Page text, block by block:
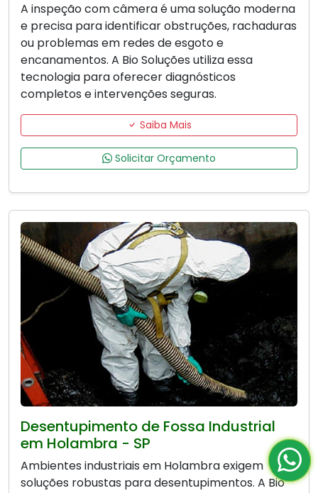
A inspeção com câmera é uma solução moderna
e precisa para identificar obstruções, rachaduras
ou problemas em redes de esgoto e
encanamentos. A Bio Soluções utiliza essa
tecnologia para oferecer diagnósticos
completos e intervenções seguras.
Saiba Mais
Solicitar Orçamento
Desentupimento de Fossa Industrial
em Holambra - SP
Ambientes industriais em Holambra exigem
soluções robustas para desentupimentos. A Bio